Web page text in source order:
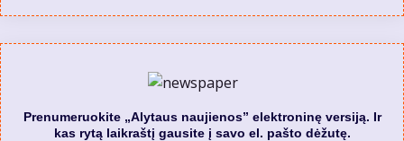
Prenumeruokite „Alytaus naujienos” elektroninę versiją. Ir
kas rytą laikraštį gausite į savo el. pašto dėžutę.